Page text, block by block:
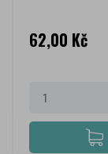
Cena
62,00 Kč